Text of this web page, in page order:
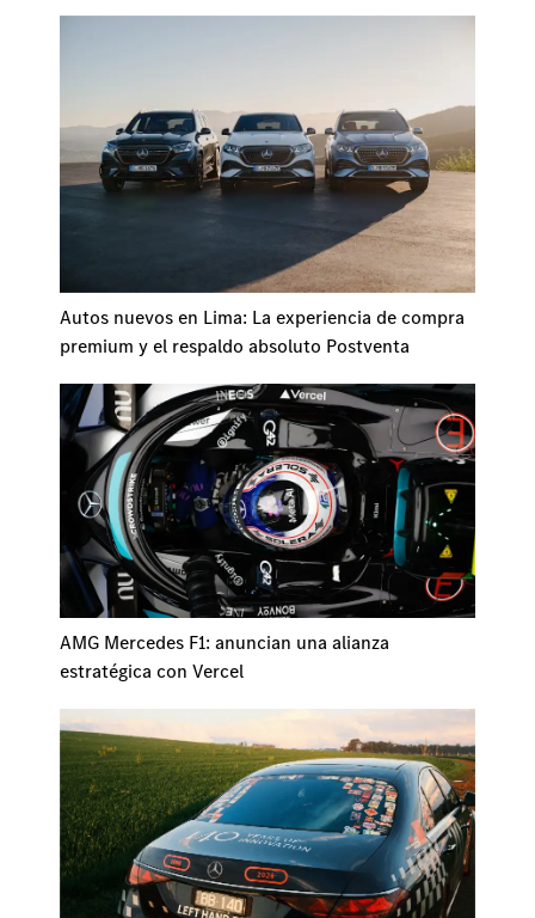
Autos nuevos en Lima: La experiencia de compra
premium y el respaldo absoluto Postventa
AMG Mercedes F1: anuncian una alianza
estratégica con Vercel